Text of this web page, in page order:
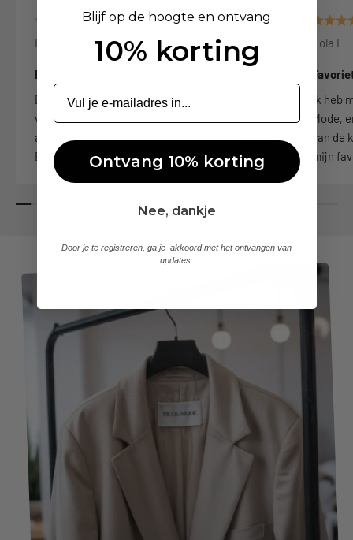
Ella H
Perfecte kwaliteit en pasvorm
De kwaliteit van de producten overtrof mijn
verwachtingen. Ik ben erg blij met mijn
aankoop en zal hier zeker weer winkelen.
Een aanrader!
Lola F
Ik heb
Mode,
van de
mijn
Blijf op de hoogte en ontvang
10% korting
Ontvang 10% korting
Nee, dankje
Door je te registreren, ga je akkoord met het ontvangen van
updates.